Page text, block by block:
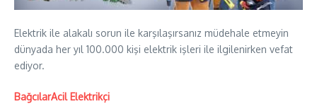
Elektrik ile alakalı sorun ile karşılaşırsanız müdehale etmeyin
dünyada her yıl 100.000 kişi elektrik işleri ile ilgilenirken vefat
ediyor.
BağcılarAcil Elektrikçi